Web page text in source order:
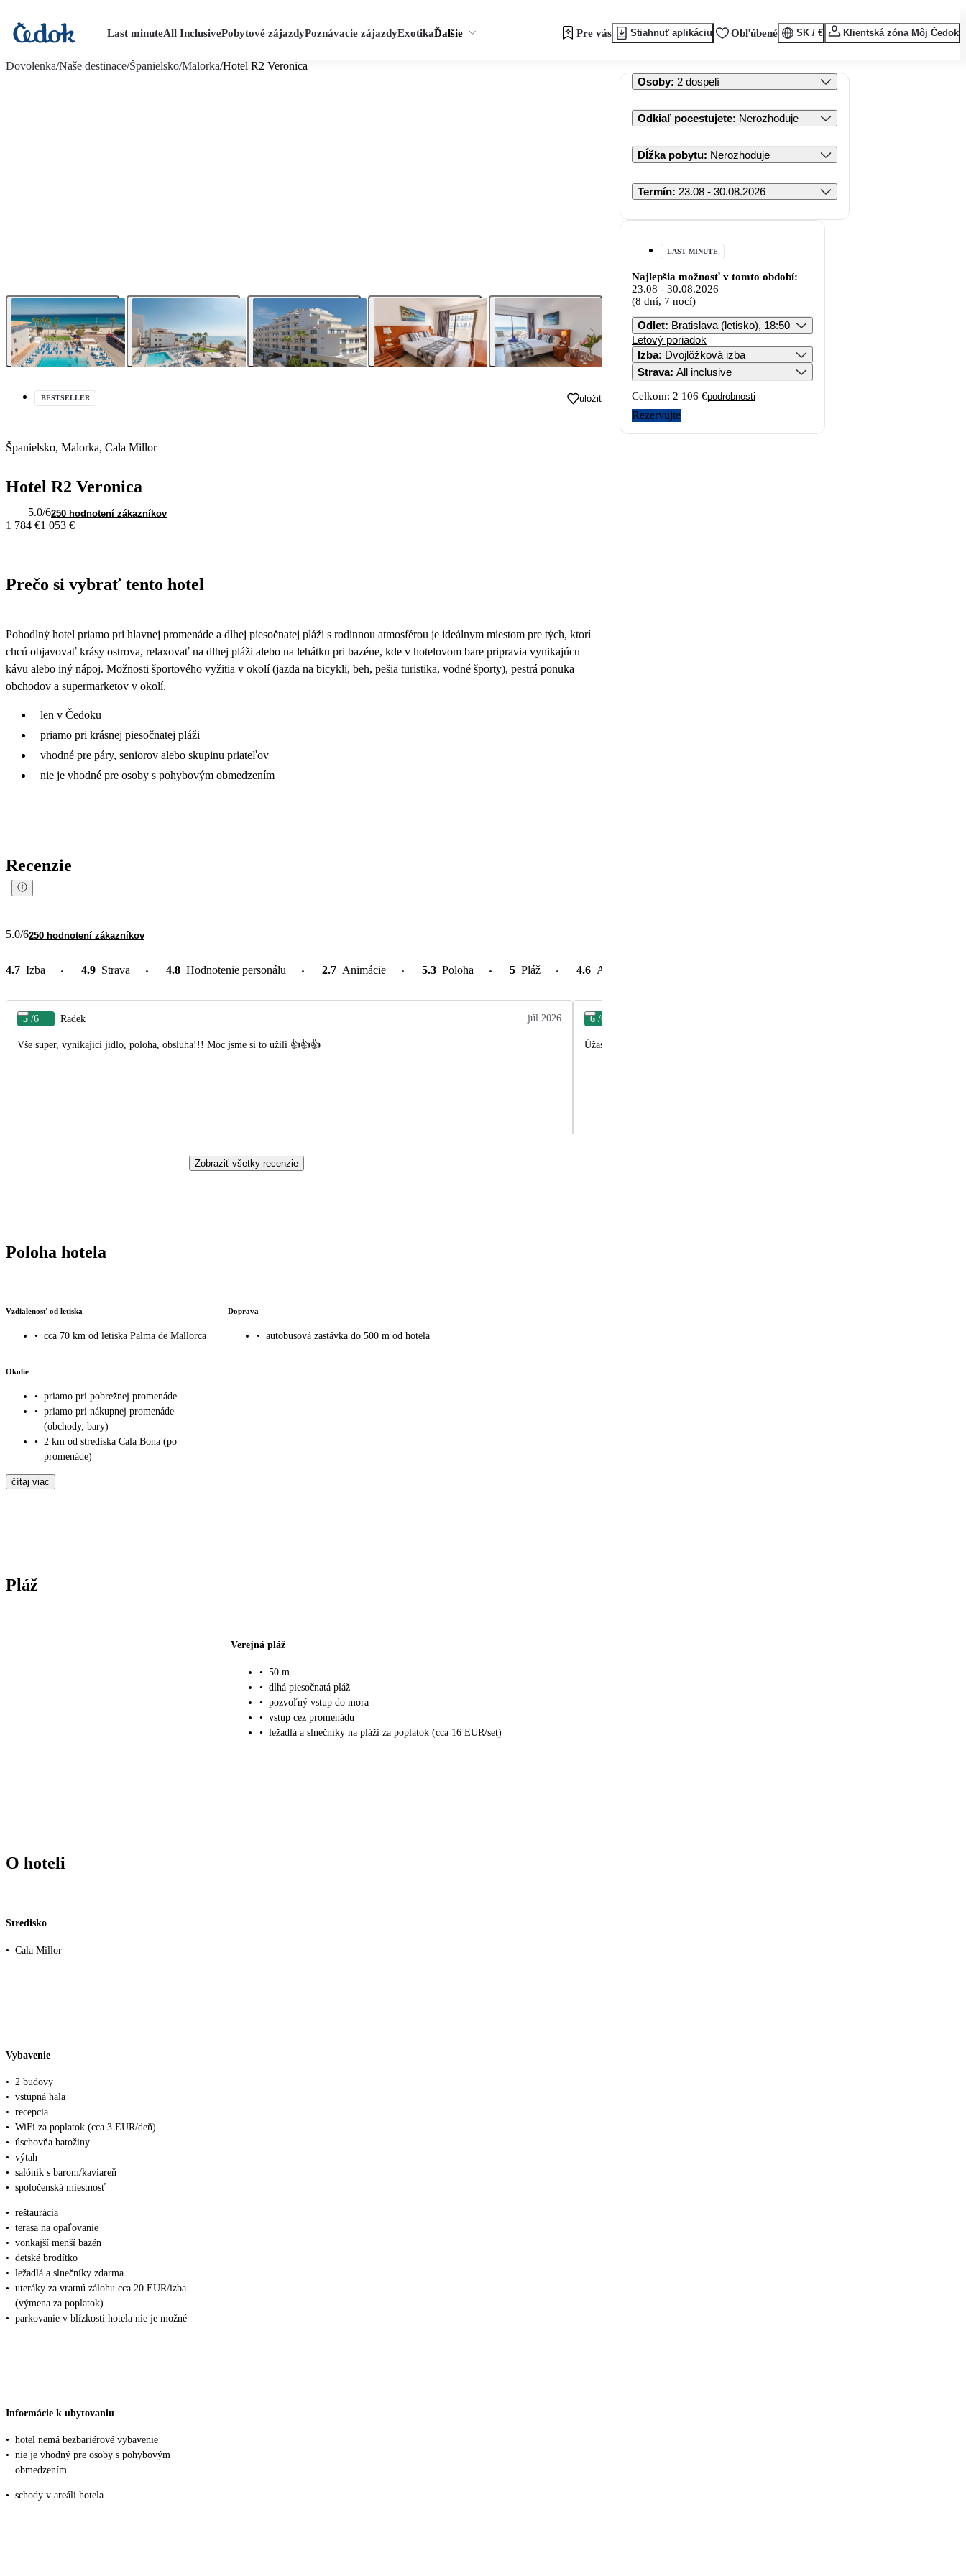
Last minuteAll InclusivePobytové zájazdyPoznávacie zájazdyExotikaĎalšie Pre vás Stiahnuť aplikáciu Obľúbené SK / € Klientská zóna Môj Čedok
Dovolenka/Naše destinace/Španielsko/Malorka/Hotel R2 Veronica
BESTSELLER uložiť
Španielsko, Malorka, Cala Millor
Hotel R2 Veronica
5.0/6250 hodnotení zákazníkov
1 784 €1 053 €
Prečo si vybrať tento hotel
Pohodlný hotel priamo pri hlavnej promenáde a dlhej piesočnatej pláži s rodinnou atmosférou je ideálnym miestom pre tých, ktorí
chcú objavovať krásy ostrova, relaxovať na dlhej pláži alebo na lehátku pri bazéne, kde v hotelovom bare pripravia vynikajúcu
kávu alebo iný nápoj. Možnosti športového vyžitia v okolí (jazda na bicykli, beh, pešia turistika, vodné športy), pestrá ponuka
obchodov a supermarketov v okolí.
len v Čedoku
priamo pri krásnej piesočnatej pláži
vhodné pre páry, seniorov alebo skupinu priateľov
nie je vhodné pre osoby s pohybovým obmedzením
Recenzie
5.0/6250 hodnotení zákazníkov
4.7 Izba 4.9 Strava 4.8 Hodnotenie personálu 2.7 Animácie 5.3 Poloha 5 Pláž 4.6 Atrakcie v okolí
5 /6 Radek júl 2026
Vše super, vynikající jídlo, poloha, obsluha!!! Moc jsme si to užili 👍👍👍
6 /6
Úžasný hotel
Zobraziť všetky recenzie
Poloha hotela
Vzdialenosť od letiska
• cca 70 km od letiska Palma de Mallorca
Doprava
• autobusová zastávka do 500 m od hotela
Okolie
• priamo pri pobrežnej promenáde
• priamo pri nákupnej promenáde
(obchody, bary)
• 2 km od strediska Cala Bona (po
promenáde)
čítaj viac
Pláž
Verejná pláž
• 50 m
• dlhá piesočnatá pláž
• pozvoľný vstup do mora
• vstup cez promenádu
• ležadlá a slnečníky na pláži za poplatok (cca 16 EUR/set)
O hoteli
Stredisko
• Cala Millor
Vybavenie
• 2 budovy
• vstupná hala
• recepcia
• WiFi za poplatok (cca 3 EUR/deň)
• úschovňa batožiny
• výtah
• salónik s barom/kaviareň
• spoločenská miestnosť
• reštaurácia
• terasa na opaľovanie
• vonkajší menší bazén
• detské brodítko
• ležadlá a slnečníky zdarma
• uteráky za vratnú zálohu cca 20 EUR/izba
(výmena za poplatok)
• parkovanie v blízkosti hotela nie je možné
Informácie k ubytovaniu
• hotel nemá bezbariérové vybavenie
• nie je vhodný pre osoby s pohybovým
obmedzením
• schody v areáli hotela
Osoby: 2 dospelí
Odkiaľ pocestujete: Nerozhoduje
Dĺžka pobytu: Nerozhoduje
Termín: 23.08 - 30.08.2026
LAST MINUTE
Najlepšia možnosť v tomto období:
23.08 - 30.08.2026
(8 dní, 7 nocí)
Odlet: Bratislava (letisko), 18:50
Letový poriadok
Izba: Dvojlôžková izba
Strava: All inclusive
Celkom: 2 106 €podrobnosti
Rezervujte